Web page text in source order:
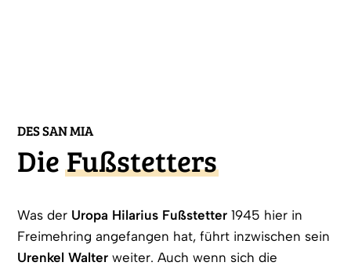
DES SAN MIA
DieFußstetters
Was der Uropa Hilarius Fußstetter 1945 hier in
Freimehring angefangen hat, führt inzwischen sein
Urenkel Walter weiter. Auch wenn sich die